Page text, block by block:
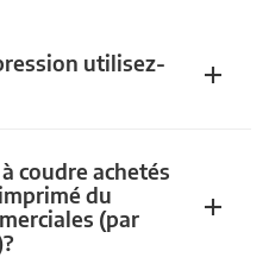
utilisez-
coudre achetés
du
(par